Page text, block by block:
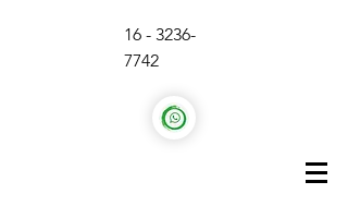
16 - 3236-
7742